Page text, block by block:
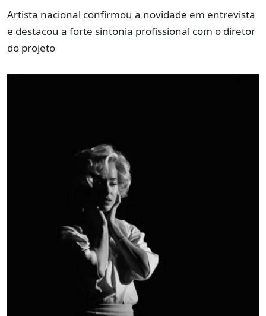
Artista nacional confirmou a novidade em entrevista
e destacou a forte sintonia profissional com o diretor
do projeto